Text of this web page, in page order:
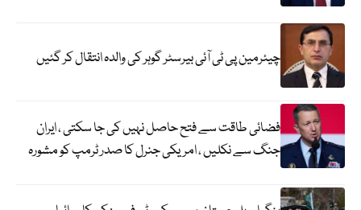
چیئرمین پی ٹی آئی بیرسٹر گوہر کی والدہ انتقال کر گئیں
فضائی طاقت سے فتح حاصل نہیں کی جا سکتی ، ایران
جنگ سے نکلیں ، امریکی جنرل کا صدر ٹرمپ کو مشورہ